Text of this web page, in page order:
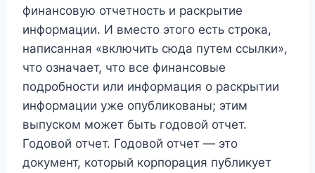
финансовую отчетность и раскрытие
информации. И вместо этого есть строка,
написанная «включить сюда путем ссылки»,
что означает, что все финансовые
подробности или информация о раскрытии
информации уже опубликованы; этим
выпуском может быть годовой отчет.
Годовой отчет. Годовой отчет — это
документ, который корпорация публикует